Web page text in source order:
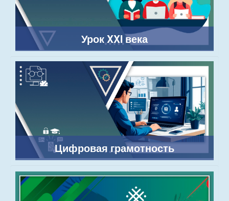
Урок XXI века
Цифровая грамотность